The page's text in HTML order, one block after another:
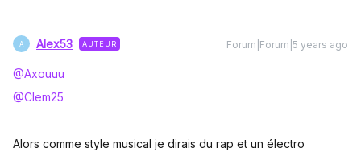
A Alex53 AUTEUR Forum|Forum|5 years ago
@Axouuu
@Clem25
Alors comme style musical je dirais du rap et un électro